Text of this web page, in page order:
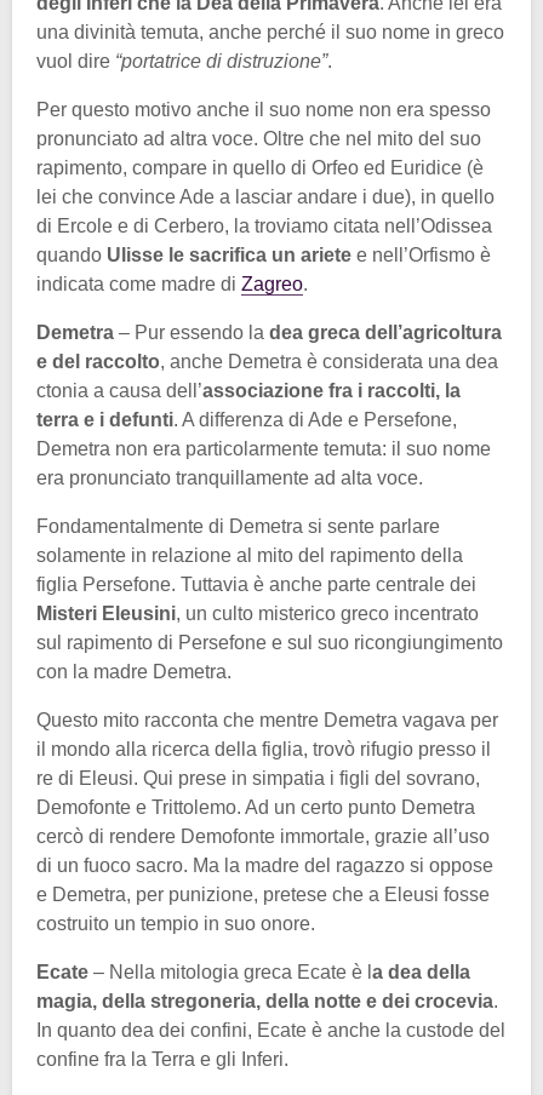
una divinità temuta, anche perché il suo nome in greco
vuol dire “portatrice di distruzione”.
Per questo motivo anche il suo nome non era spesso
pronunciato ad altra voce. Oltre che nel mito del suo
rapimento, compare in quello di Orfeo ed Euridice (è
lei che convince Ade a lasciar andare i due), in quello
di Ercole e di Cerbero, la troviamo citata nell’Odissea
quando Ulisse le sacrifica un ariete e nell’Orfismo è
indicata come madre di Zagreo.
Demetra – Pur essendo la dea greca dell’agricoltura
e del raccolto, anche Demetra è considerata una dea
ctonia a causa dell’associazione fra i raccolti, la
terra e i defunti. A differenza di Ade e Persefone,
Demetra non era particolarmente temuta: il suo nome
era pronunciato tranquillamente ad alta voce.
Fondamentalmente di Demetra si sente parlare
solamente in relazione al mito del rapimento della
figlia Persefone. Tuttavia è anche parte centrale dei
Misteri Eleusini, un culto misterico greco incentrato
sul rapimento di Persefone e sul suo ricongiungimento
con la madre Demetra.
Questo mito racconta che mentre Demetra vagava per
il mondo alla ricerca della figlia, trovò rifugio presso il
re di Eleusi. Qui prese in simpatia i figli del sovrano,
Demofonte e Trittolemo. Ad un certo punto Demetra
cercò di rendere Demofonte immortale, grazie all’uso
di un fuoco sacro. Ma la madre del ragazzo si oppose
e Demetra, per punizione, pretese che a Eleusi fosse
costruito un tempio in suo onore.
Ecate – Nella mitologia greca Ecate è l a dea della
magia, della stregoneria, della notte e dei crocevia.
In quanto dea dei confini, Ecate è anche la custode del
confine fra la Terra e gli Inferi.